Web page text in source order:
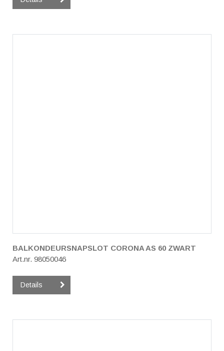
BALKONDEURSNAPSLOT CORONA AS 60 ZWART
Art.nr. 98050046
Details